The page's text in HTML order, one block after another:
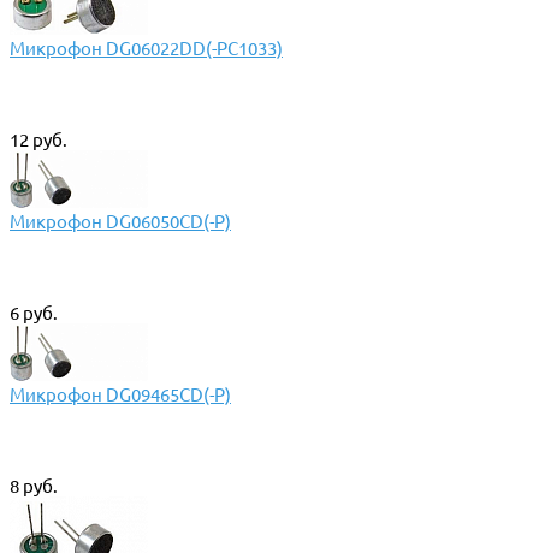
Микрофон DG06022DD(-PC1033)
12 руб.
Микрофон DG06050CD(-P)
6 руб.
Микрофон DG09465CD(-P)
8 руб.